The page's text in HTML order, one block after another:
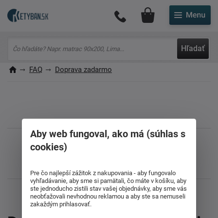
Hľadať
Môj účet
FAQ Doprava zadarmo
Páčil sa vám článok? Zdieľajte ho s
priateľmi
Aby web fungoval, ako má (súhlas s
cookies)
Pre čo najlepší zážitok z nakupovania - aby fungovalo
vyhľadávanie, aby sme si pamätali, čo máte v košíku, aby
ste jednoducho zistili stav vašej objednávky, aby sme vás
neobťažovali nevhodnou reklamou a aby ste sa nemuseli
zakaždým prihlasovať.